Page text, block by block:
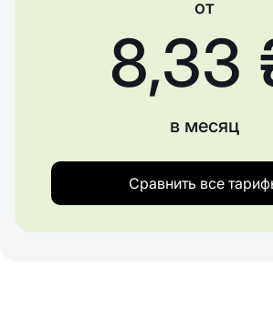
от
8,33
в месяц
Сравнить все